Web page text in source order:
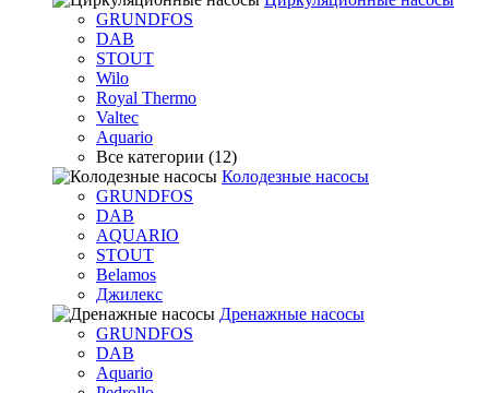
GRUNDFOS
DAB
STOUT
Wilo
Royal Thermo
Valtec
Aquario
Все категории (12)
Колодезные насосы
GRUNDFOS
DAB
AQUARIO
STOUT
Belamos
Джилекс
Дренажные насосы
GRUNDFOS
DAB
Aquario